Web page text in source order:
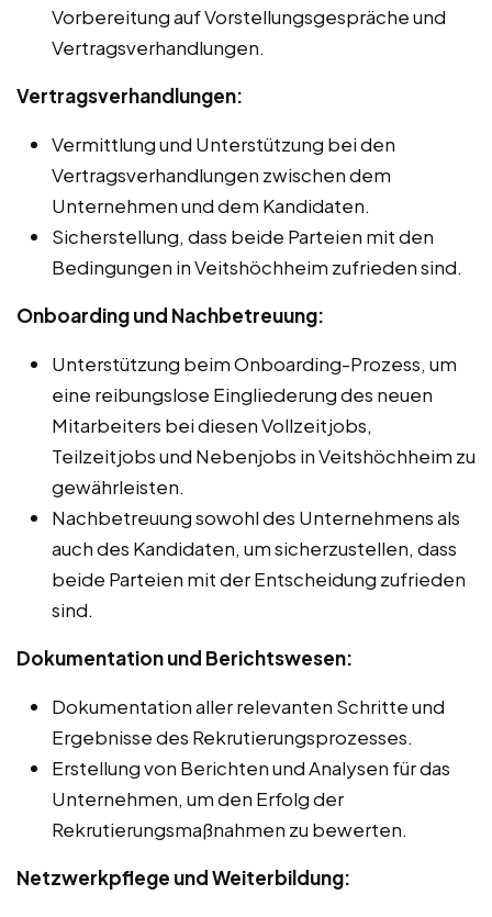
Vorbereitung auf Vorstellungsgespräche und
Vertragsverhandlungen.
Vertragsverhandlungen:
Vermittlung und Unterstützung bei den
Vertragsverhandlungen zwischen dem
Unternehmen und dem Kandidaten.
Sicherstellung, dass beide Parteien mit den
Bedingungen in Veitshöchheim zufrieden sind.
Onboarding und Nachbetreuung:
Unterstützung beim Onboarding-Prozess, um
eine reibungslose Eingliederung des neuen
Mitarbeiters bei diesen Vollzeitjobs,
Teilzeitjobs und Nebenjobs in Veitshöchheim zu
gewährleisten.
Nachbetreuung sowohl des Unternehmens als
auch des Kandidaten, um sicherzustellen, dass
beide Parteien mit der Entscheidung zufrieden
sind.
Dokumentation und Berichtswesen:
Dokumentation aller relevanten Schritte und
Ergebnisse des Rekrutierungsprozesses.
Erstellung von Berichten und Analysen für das
Unternehmen, um den Erfolg der
Rekrutierungsmaßnahmen zu bewerten.
Netzwerkpflege und Weiterbildung: